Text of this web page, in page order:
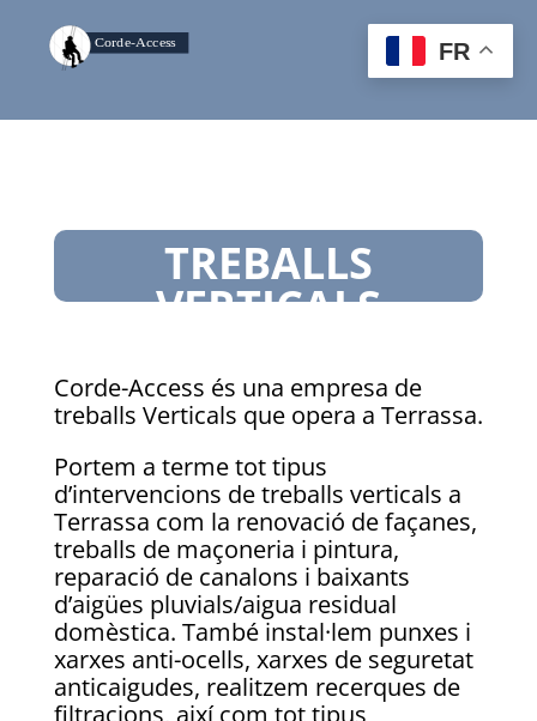
TREBALLS
VERTICALS
Corde-Access és una empresa de
treballs Verticals que opera a Terrassa.
Portem a terme tot tipus
d’intervencions de treballs verticals a
Terrassa com la renovació de façanes,
treballs de maçoneria i pintura,
reparació de canalons i baixants
d’aigües pluvials/aigua residual
domèstica. També instal·lem punxes i
xarxes anti-ocells, xarxes de seguretat
anticaigudes, realitzem recerques de
filtracions, així com tot tipus
FR